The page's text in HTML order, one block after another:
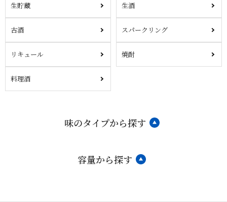
生貯蔵 生酒
古酒 スパークリング
リキュール 焼酎
料理酒
味のタイプから探す
容量から探す